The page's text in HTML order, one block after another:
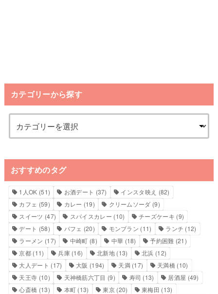
カテゴリーから探す
おすすめのタグ
1人OK (51) お酒デート (37) インスタ映え (82)
カフェ (59) カレー (19) クリームソーダ (9)
スイーツ (47) スパイスカレー (10) チーズケーキ (9)
デート (58) パフェ (20) モンブラン (11) ランチ (12)
ラーメン (17) 中崎町 (8) 中華 (18) 予約困難 (21)
京都 (11) 兵庫(16) 北新地(13) 北浜 (12)
大人デート (17) 大阪 (194) 天満(17) 天満橋(10)
天王寺 (10) 天神橋筋六丁目 (9) 寿司 (13) 居酒屋 (49)
心斎橋 (13) 本町 (13) 東京(20) 東梅田 (13)